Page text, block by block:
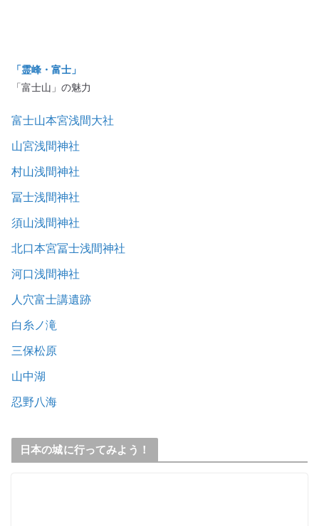
「霊峰・富士」
「富士山」の魅力
富士山本宮浅間大社
山宮浅間神社
村山浅間神社
冨士浅間神社
須山浅間神社
北口本宮冨士浅間神社
河口浅間神社
人穴富士講遺跡
白糸ノ滝
三保松原
山中湖
忍野八海
日本の城に行ってみよう！